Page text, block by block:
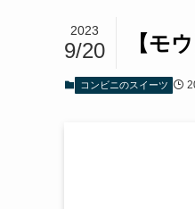
【モ
2023
9/20
コンビニのスイーツ